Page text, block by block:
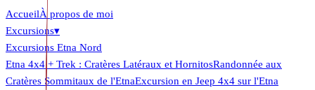
AccueilÀ propos de moi
Excursions▾
Excursions Etna Nord
Etna 4x4 + Trek : Cratères Latéraux et HornitosRandonnée aux
Cratères Sommitaux de l'EtnaExcursion en Jeep 4x4 sur l'Etna